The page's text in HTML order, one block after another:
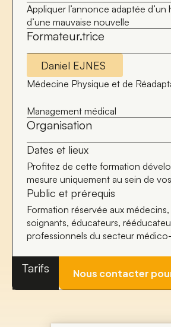
Appliquer l’annonce adaptée d’un
d’une mauvaise nouvelle
Formateur.trice
Daniel EJNES
Médecine Physique et de
Management médical
Organisation
Dates et lieux
Profitez de cette formation
mesure uniquement au sein de
Public et prérequis
Formation réservée aux
soignants, éducateurs,
professionnels du secteur
Tarifs Nous contacter